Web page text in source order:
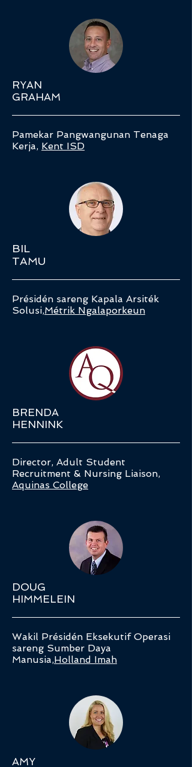
RYAN
GRAHAM
Pamekar Pangwangunan Tenaga
Kerja, Kent ISD
BIL
TAMU
Présidén sareng Kapala Arsiték
Solusi,Métrik Ngalaporkeun
BRENDA
HENNINK
Director, Adult Student
Recruitment & Nursing Liaison,
Aquinas College
DOUG
HIMMELEIN
Wakil Présidén Eksekutif Operasi
sareng Sumber Daya
Manusia,Holland Imah
AMY